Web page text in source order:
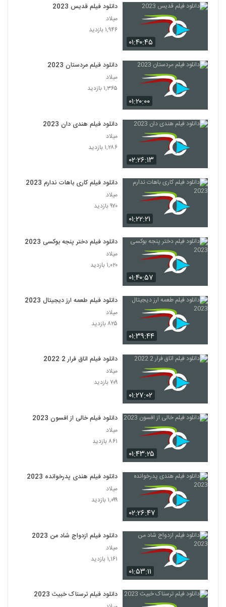
۰۱:۴۰:۴۵
دانلود فیلم قدیس 2023
میلاد
۱,۹۴۶ بازدید
۰۱:۲۰:۰۰
دانلود فیلم مردستان 2023
میلاد
۱,۳۶۵ بازدید
۰۲:۲۶:۱۳
دانلود فیلم هندی دان 2023
میلاد
۱,۲۸۶ بازدید
۰۱:۲۲:۲۱
دانلود فیلم کاری باهات ندارم 2023
میلاد
۹۷۰ بازدید
۰۱:۴۰:۵۷
دانلود فیلم دختر پنجه بوکسی 2023
میلاد
۱,۰۲۰ بازدید
۰۱:۳۹:۴۴
دانلود فیلم طعمه ارز دیجیتال 2023
میلاد
۸۲۵ بازدید
۰۱:۲۷:۰۲
دانلود فیلم اتاق فرار 2 2022
میلاد
۷۰۹ بازدید
۰۱:۴۳:۲۵
دانلود فیلم خالی از افسون 2023
میلاد
۸۶۱ بازدید
۰۲:۲۶:۴۷
دانلود فیلم هندی پدرخوانده 2023
میلاد
۱,۰۹۹ بازدید
۰۱:۵۳:۱۱
دانلود فیلم ازدواج شاد من 2023
میلاد
۱,۱۶۱ بازدید
دانلود فیلم ترسناک خبیث 2023